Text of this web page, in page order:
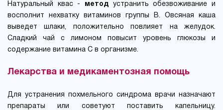
Натуральный квас - метод устранить обезвоживание и
восполнит нехватку витаминов группы B. Овсяная каша
выведет шлаки, положительно повлияет на желудок.
Сладкий чай с лимоном повысит уровень глюкозы и
содержание витамина C в организме.
Лекарства и медикаментозная помощь
Для устранения похмельного синдрома врачи назначают
препараты или советуют поставить капельницу.